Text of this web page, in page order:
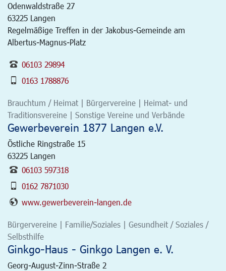
Odenwaldstraße 27
63225 Langen
Regelmäßige Treffen in der Jakobus-Gemeinde am
Albertus-Magnus-Platz
06103 29894
0163 1788876
Brauchtum / Heimat | Bürgervereine | Heimat- und
Traditionsvereine | Sonstige Vereine und Verbände
Gewerbeverein 1877 Langen e.V.
Östliche Ringstraße 15
63225 Langen
06103 597318
0162 7871030
www.gewerbeverein-langen.de
Bürgervereine | Familie/Soziales | Gesundheit / Soziales /
Selbsthilfe
Ginkgo-Haus - Ginkgo Langen e. V.
Georg-August-Zinn-Straße 2